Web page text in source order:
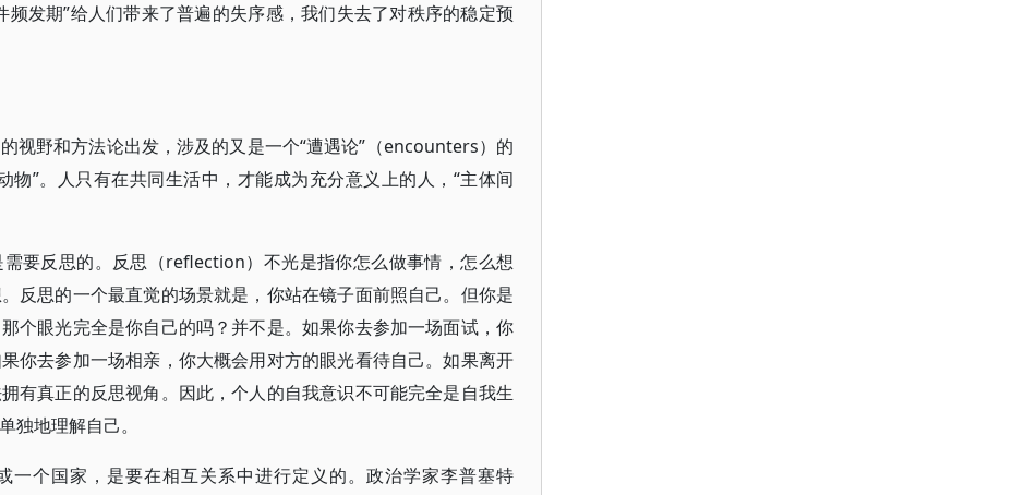
发期”给人们带来了普遍的失序感，我们失去了对秩序的稳定预
视野和方法论出发，涉及的又是一个“遭遇论”（encounters）的
物”。人只有在共同生活中，才能成为充分意义上的人，“主体间
要反思的。反思（reflection）不光是指你怎么做事情，怎么想
反思的一个最直觉的场景就是，你站在镜子面前照自己。但你是
个眼光完全是你自己的吗？并不是。如果你去参加一场面试，你
你去参加一场相亲，你大概会用对方的眼光看待自己。如果离开
有真正的反思视角。因此，个人的自我意识不可能完全是自我生
地理解自己。
一个国家，是要在相互关系中进行定义的。政治学家李普塞特